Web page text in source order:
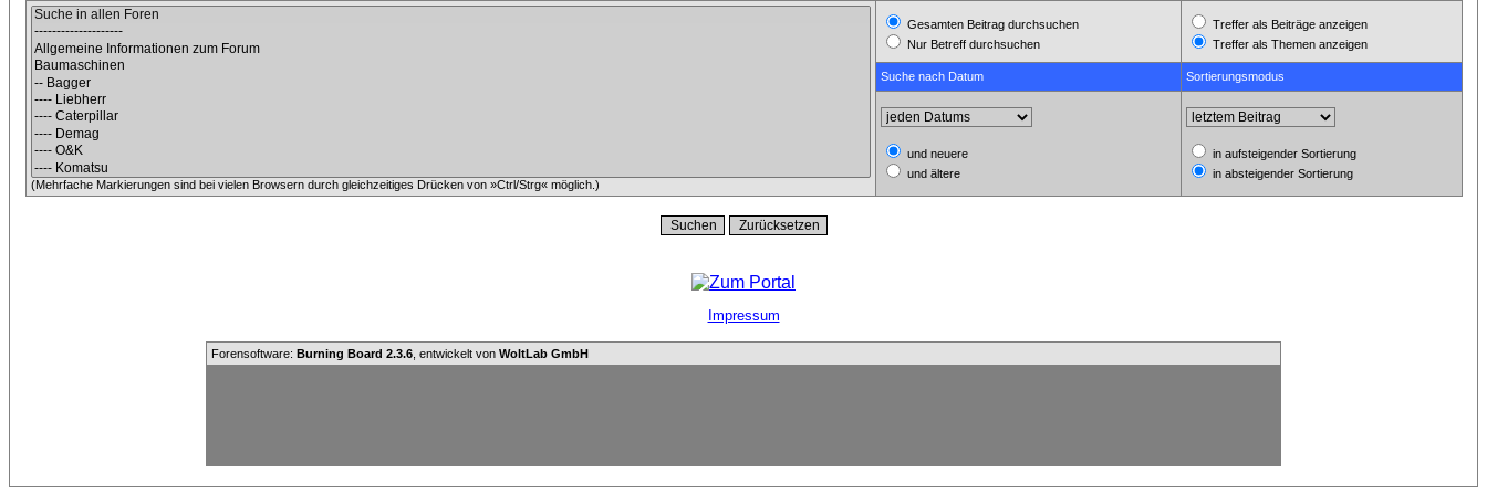
(Mehrfache Markierungen sind bei vielen Browsern durch gleichzeitiges Drücken von »Ctrl/Strg« möglich.)
Gesamten Beitrag durchsuchen
Nur Betreff durchsuchen
Treffer als Beiträge anzeigen
Treffer als Themen anzeigen
Suche nach Datum Sortierungsmodus
und neuere
und ältere
in aufsteigender Sortierung
in absteigender Sortierung
Impressum
Forensoftware: Burning Board 2.3.6 , entwickelt von WoltLab GmbH